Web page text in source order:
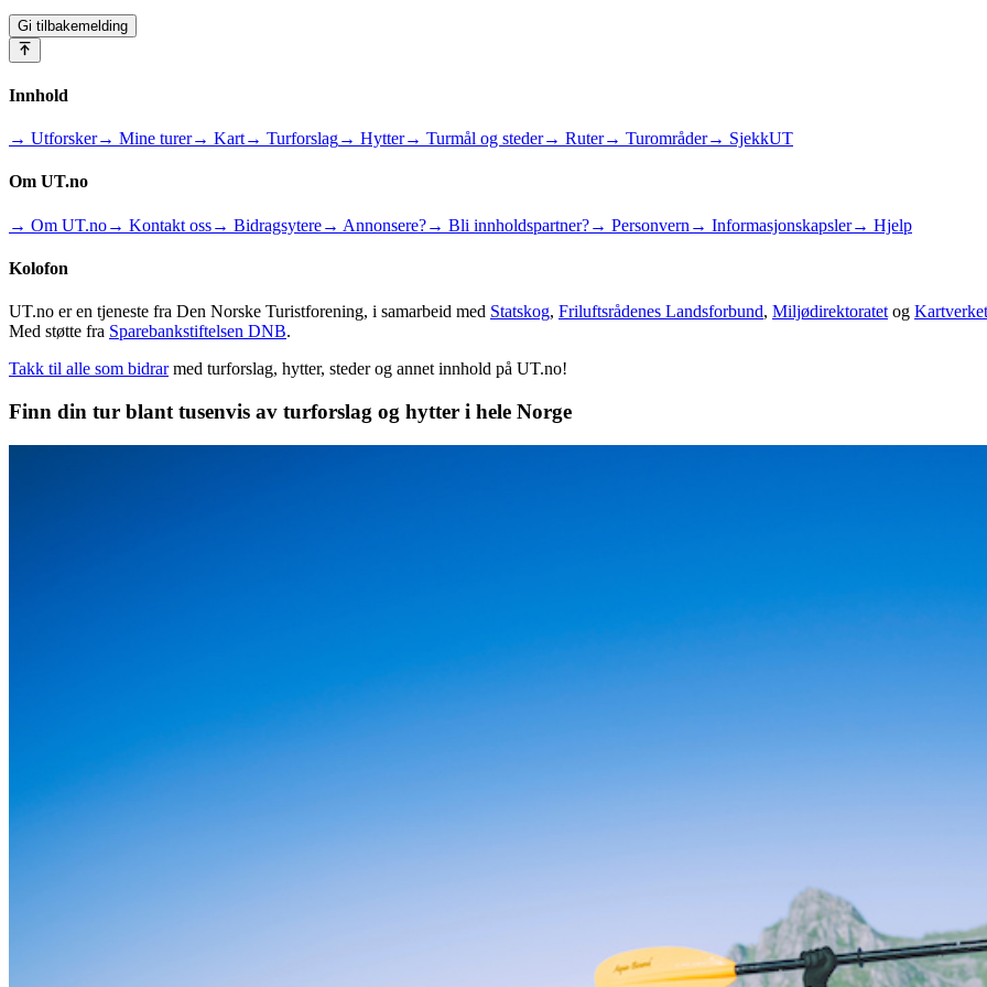
Gi tilbakemelding
Innhold
→ Utforsker→ Mine turer→ Kart→ Turforslag→ Hytter→ Turmål og steder→ Ruter→ Turområder→ SjekkUT
Om UT.no
→ Om UT.no→ Kontakt oss→ Bidragsytere→ Annonsere?→ Bli innholdspartner?→ Personvern → Informasjonskapsler→ Hjelp
Kolofon
UT.no er en tjeneste fra Den Norske Turistforening, i samarbeid med Statskog, Friluftsrådenes Landsforbund, Miljødirektoratet og Kartverket
Med støtte fra Sparebankstiftelsen DNB.
Takk til alle som bidrar med turforslag, hytter, steder og annet innhold på UT.no!
Finn din tur blant tusenvis av turforslag og hytter i hele Norge